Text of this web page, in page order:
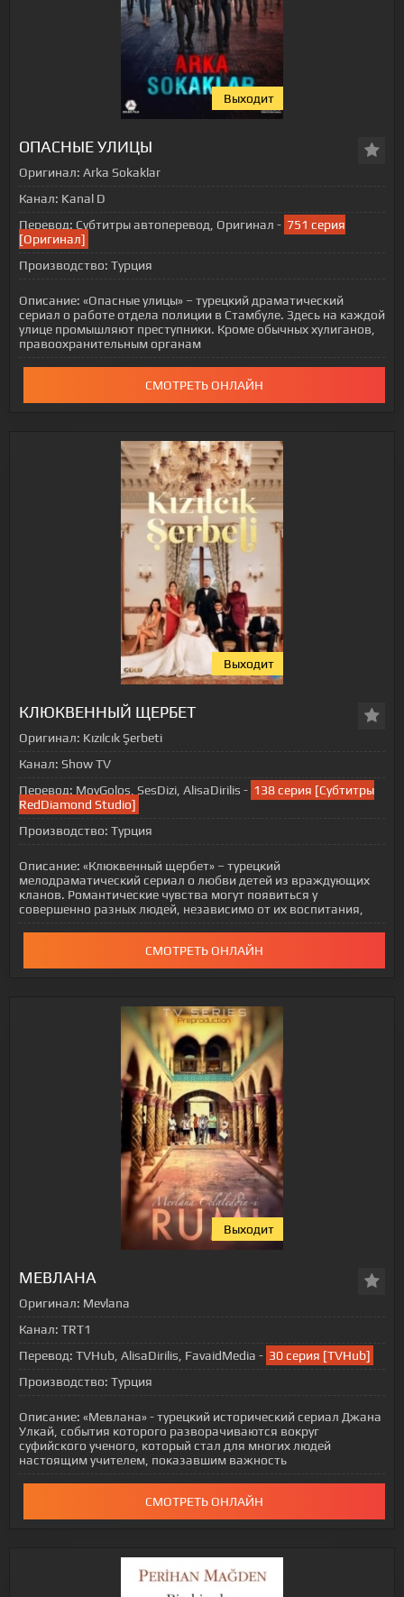
Выходит
ОПАСНЫЕ УЛИЦЫ
Оригинал: Arka Sokaklar
Канал: Kanal D
Перевод: Субтитры автоперевод, Оригинал - 751 серия
[Оригинал]
Производство: Турция
Описание: «Опасные улицы» – турецкий драматический
сериал о работе отдела полиции в Стамбуле. Здесь на каждой
улице промышляют преступники. Кроме обычных хулиганов,
правоохранительным органам
СМОТРЕТЬ ОНЛАЙН
Выходит
КЛЮКВЕННЫЙ ЩЕРБЕТ
Оригинал: Kızılcık Şerbeti
Канал: Show TV
Перевод: MoyGolos, SesDizi, AlisaDirilis - 138 серия [Субтитры
RedDiamond Studio]
Производство: Турция
Описание: «Клюквенный щербет» – турецкий
мелодраматический сериал о любви детей из враждующих
кланов. Романтические чувства могут появиться у
совершенно разных людей, независимо от их воспитания,
СМОТРЕТЬ ОНЛАЙН
Выходит
МЕВЛАНА
Оригинал: Mevlana
Канал: TRT1
Перевод: TVHub, AlisaDirilis, FavaidMedia - 30 серия [TVHub]
Производство: Турция
Описание: «Мевлана» - турецкий исторический сериал Джана
Улкай, события которого разворачиваются вокруг
суфийского ученого, который стал для многих людей
настоящим учителем, показавшим важность
СМОТРЕТЬ ОНЛАЙН